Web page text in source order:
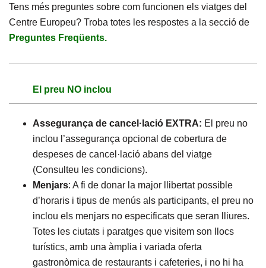
Tens més preguntes sobre com funcionen els viatges del
Centre Europeu? Troba totes les respostes a la secció de
Preguntes Freqüents.
El preu NO inclou
Assegurança de cancel·lació EXTRA: El preu no
inclou l’assegurança opcional de cobertura de
despeses de cancel·lació abans del viatge
(Consulteu les condicions).
Menjars: A fi de donar la major llibertat possible
d’horaris i tipus de menús als participants, el preu no
inclou els menjars no especificats que seran lliures.
Totes les ciutats i paratges que visitem son llocs
turístics, amb una àmplia i variada oferta
gastronòmica de restaurants i cafeteries, i no hi ha